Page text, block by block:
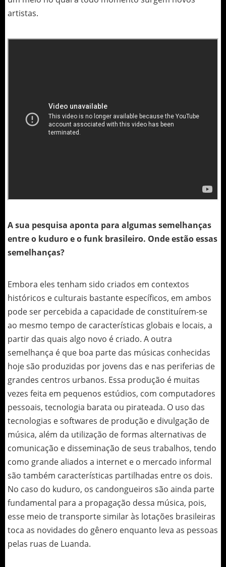
artistas.
A sua pesquisa aponta para algumas semelhanças
entre o kuduro e o funk brasileiro. Onde estão essas
semelhanças?
Embora eles tenham sido criados em contextos
históricos e culturais bastante específicos, em ambos
pode ser percebida a capacidade de constituírem-se
ao mesmo tempo de características globais e locais, a
partir das quais algo novo é criado. A outra
semelhança é que boa parte das músicas conhecidas
hoje são produzidas por jovens das e nas periferias de
grandes centros urbanos. Essa produção é muitas
vezes feita em pequenos estúdios, com computadores
pessoais, tecnologia barata ou pirateada. O uso das
tecnologias e softwares de produção e divulgação de
música, além da utilização de formas alternativas de
comunicação e disseminação de seus trabalhos, tendo
como grande aliados a internet e o mercado informal
são também características partilhadas entre os dois.
No caso do kuduro, os candongueiros são ainda parte
fundamental para a propagação dessa música, pois,
esse meio de transporte similar às lotações brasileiras
toca as novidades do gênero enquanto leva as pessoas
pelas ruas de Luanda.